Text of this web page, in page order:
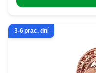
3-6 prac. dní